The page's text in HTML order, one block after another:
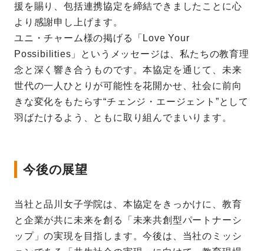
援を賜り、包括連携協定を締結できましたことに心
より感謝申し上げます。
ユニ・チャーム様の掲げる「Love Your
Possibilities」というメッセージは、私たちの教育理
念と深く響き合うものです。本協定を通じて、未来
世代の一人ひとりが可能性を花開かせ、社会に前向
きな変化をもたらす“チェンジ・エージェント”として
羽ばたけるよう、ともに取り組んでまいります。
今後の展望
当社と品川女子学院は、本協定をきっかけに、教育
と企業が共に未来を創る「未来共創型パートナーシ
ップ」の実現を目指します。今後は、当社のミッシ